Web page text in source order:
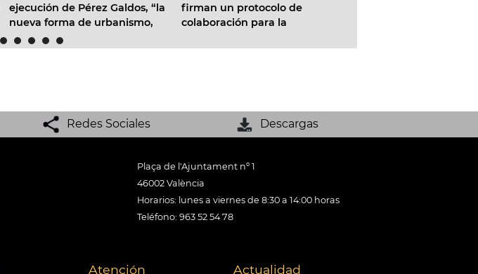
ejecución de Pérez Galdos, “la
nueva forma de urbanismo,
con más sombra y enfocado a
los vecinos”
firman un protocolo de
colaboración para la
nuevas viviendas protegidas en
principios de 2027
Redes Sociales Descargas
Plaça de l'Ajuntament nº 1
46002 València
Horarios: lunes a viernes de 8:30 a 14:00 horas
Teléfono: 963 52 54 78
Atención Actualidad